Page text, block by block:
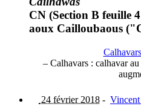
CN (Section B feuille
aoux Cailloubaous
– Calhavars : calhavar
24 février 2018 - Vincent